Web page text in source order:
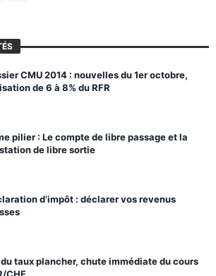
CMU 2014 : nouvelles du 1er octobre,
de 6 à 8% du RFR
pilier : Le compte de libre passage et la
de libre sortie
d’impôt : déclarer vos revenus
taux plancher, chute immédiate du cours